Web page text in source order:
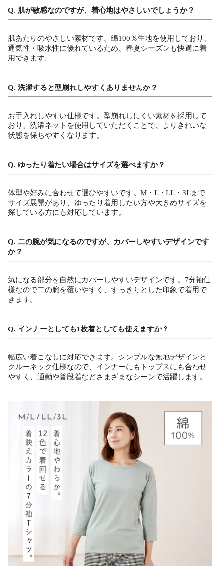
Q. 肌が敏感なのですが、着心地はやさしいでしょうか？
肌あたりのやさしい素材です。綿100％生地を使用しており、
通気性・吸水性に優れているため、春夏シーズンも快適に着
用できます。
Q. 洗濯すると型崩れしやすくありませんか？
お手入れしやすい仕様です。型崩れしにくい素材を採用して
おり、洗濯ネットを使用していただくことで、よりきれいな
状態を保ちやすくなります。
Q. ゆったり着たい場合はサイズを選べますか？
体型や好みに合わせて選びやすいです。M・L・LL・3Lまで
サイズ展開があり、ゆったり着用したい方や大きめサイズを
探している方にも対応しています。
Q. 二の腕が気になるのですが、カバーしやすいデザインです
か？
気になる部分を自然にカバーしやすいデザインです。7分袖仕
様なので二の腕を覆いやすく、すっきりとした印象で着用で
きます。
Q. インナーとしても1枚着としても使えますか？
幅広い着こなしに対応できます。シンプルな無地デザインと
クルーネック仕様なので、インナーにもトップスにも合わせ
やすく、通勤や普段着などさまざまなシーンで活躍します。